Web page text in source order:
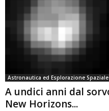
Astronautica ed Esplorazione Spaziale
A undici anni dal
New Horizons...